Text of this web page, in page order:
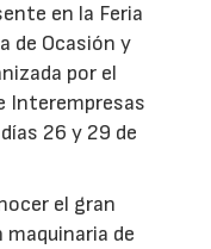
en la Feria
de Ocasión y
por el
Interempresas
26 y 29 de
el gran
de